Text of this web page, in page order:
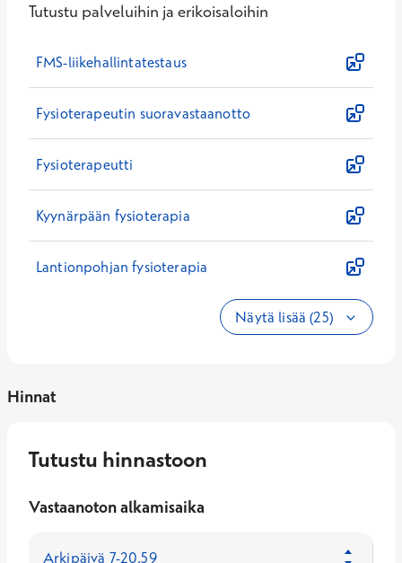
Tutustu palveluihin ja erikoisaloihin
FMS-liikehallintatestaus
Fysioterapeutin suoravastaanotto
Fysioterapeutti
Kyynärpään fysioterapia
Lantionpohjan fysioterapia
Näytä lisää (25)
Hinnat
Tutustu hinnastoon
Vastaanoton alkamisaika